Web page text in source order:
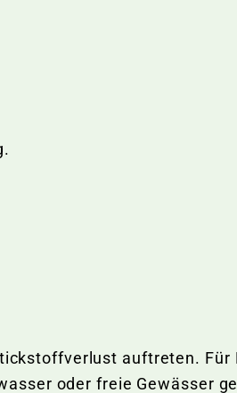
auftreten. Für
oder freie Gewässer